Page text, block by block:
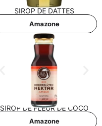
SIROP DE DATTES
Ama­zo­ne
SIROP DE FLEUR DE COCO
Ama­zo­ne